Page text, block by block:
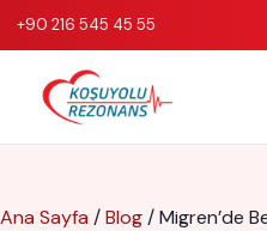
+90 216 545 45 55
Ana Sayfa /Blog/Migren’de